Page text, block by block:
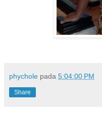
phychole pada 5:04:00 PM
Share